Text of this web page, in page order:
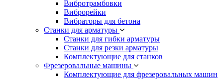
Вибротрамбовки
Виброрейки
Вибраторы для бетона
Станки для арматуры
Станки для гибки арматуры
Станки для резки арматуры
Комплектующие для станков
Фрезеровальные машины
Комплектующие для фрезеровальных машин